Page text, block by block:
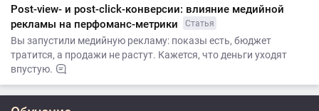
Post-view- и post-click-конверсии: влияние медийной
рекламы на перфоманс-метрики
Статья
Вы запустили медийную рекламу: показы есть, бюджет
тратится, а продажи не растут. Кажется, что деньги уходят
впустую.